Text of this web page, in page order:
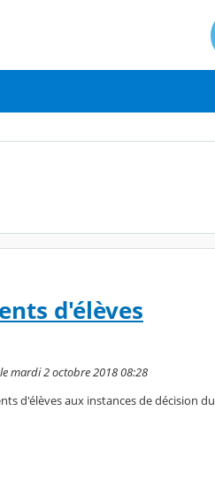
d'élèves
mardi 2 octobre 2018 08:28
d'élèves aux instances de décision du